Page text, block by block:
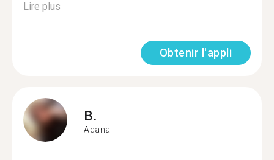
Lire plus
Obtenir l'appli
B.
Adana